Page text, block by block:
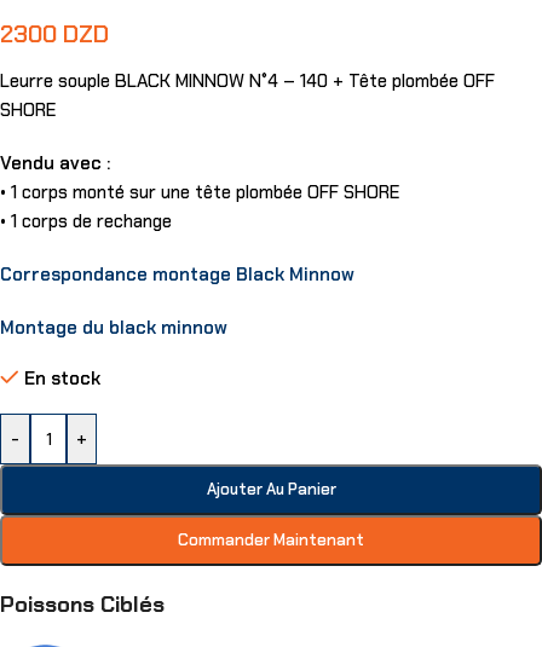
2300 DZD
Leurre souple BLACK MINNOW N°4 – 140 + Tête plombée OFF
SHORE
Vendu avec :
• 1 corps monté sur une tête plombée OFF SHORE
• 1 corps de rechange
Correspondance montage Black Minnow
Montage du black minnow
En stock
- +
Ajouter Au Panier
Commander Maintenant
Poissons Ciblés